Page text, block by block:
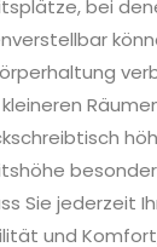
bei
Sie jederzeit
und